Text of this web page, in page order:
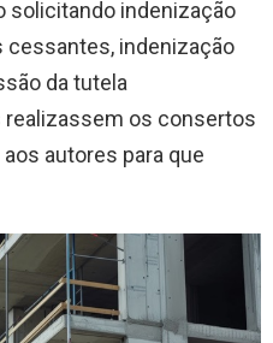
solicitando indenização
cessantes, indenização
da tutela
realizassem os consertos
autores para que